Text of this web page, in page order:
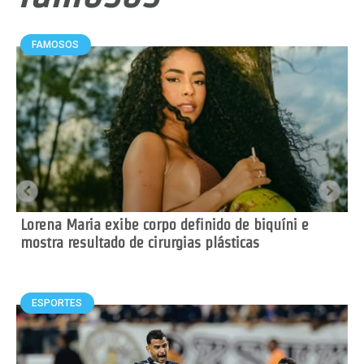
FAMOSOS
Lorena Maria exibe corpo definido de biquíni e
mostra resultado de cirurgias plásticas
ESPORTES